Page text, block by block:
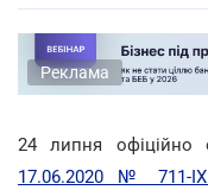
Реклама
24 липня офіційно
17.06.2020 № 711-